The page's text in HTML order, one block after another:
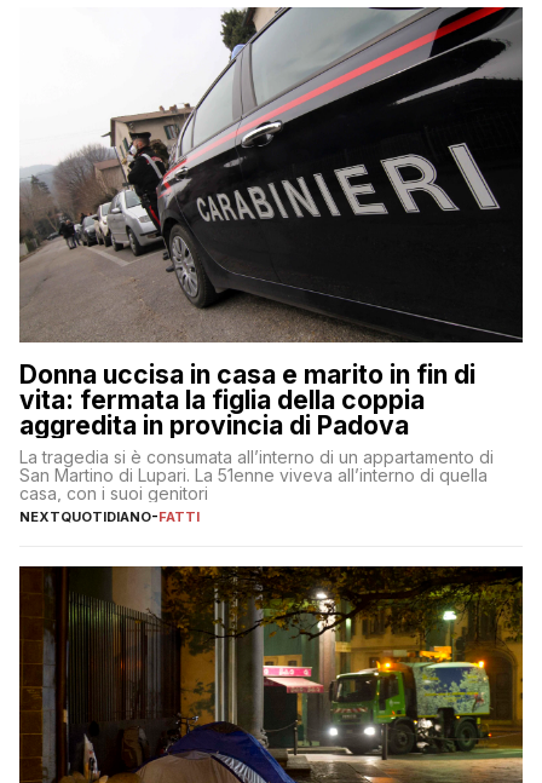
Donna uccisa in casa e marito in fin di
vita: fermata la figlia della coppia
aggredita in provincia di Padova
La tragedia si è consumata all’interno di un appartamento di
San Martino di Lupari. La 51enne viveva all’interno di quella
casa, con i suoi genitori
NEXTQUOTIDIANO-FATTI